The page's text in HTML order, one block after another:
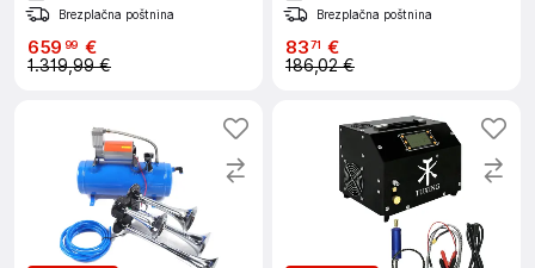
Brezplačna poštnina
659 99 €
1.319,99 €
Brezplačna poštnina
8371 €
186,02 €